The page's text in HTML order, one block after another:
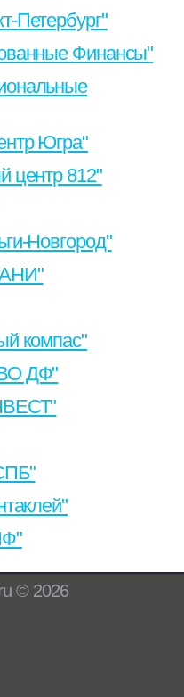
Финансы"
Югра"
812"
Новгород"
компас"
ДФ"
© 2026